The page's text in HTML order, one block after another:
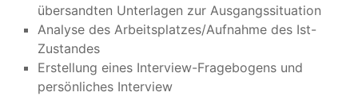
übersandten Unterlagen zur Ausgangssituation
Analyse des Arbeitsplatzes/Aufnahme des Ist-
Zustandes
Erstellung eines Interview-Fragebogens und
persönliches Interview